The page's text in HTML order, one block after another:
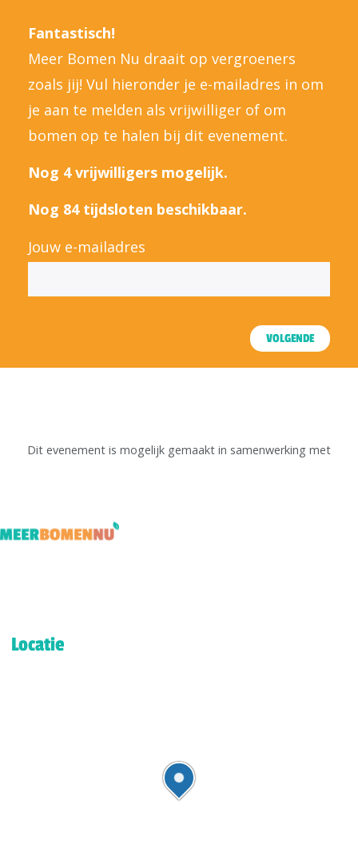
Fantastisch!
Meer Bomen Nu draait op vergroeners
zoals jij! Vul hieronder je e-mailadres in om
je aan te melden als vrijwilliger of om
bomen op te halen bij dit evenement.
Nog 4 vrijwilligers mogelijk.
Nog 84 tijdsloten beschikbaar.
Jouw e-mailadres
VOLGENDE
Dit evenement is mogelijk gemaakt in samenwerking met
Locatie